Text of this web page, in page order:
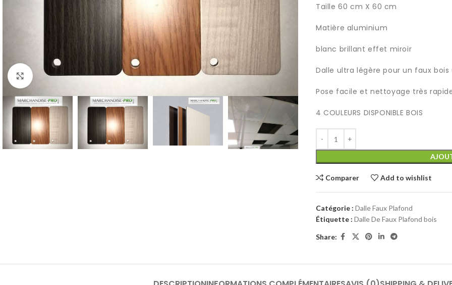
Click to enlarge
Taille 60 cm X 60 cm
Matière aluminium
blanc brillant effet miroir
Dalle ultra légère pour un faux bois
Pose facile et nettoyage très
4 COULEURS DISPONIBLE BOIS
Comparer Add to wishlist
Catégorie : Dalle Faux Plafond
Étiquette : Dalle De Faux Plafond bois
Share: